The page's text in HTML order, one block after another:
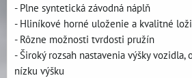
- Plne syntetická závodná náplň
- Hliníkové horné uloženie a kvalitné
- Rôzne možnosti tvrdosti pružín
- Široký rozsah nastavenia výšky
nízku výšku